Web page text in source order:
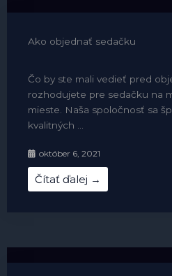
Ako objednať sedačku
Čo by ste mali vedieť pred
rozhodujete pre sedačku na
mieste. Naša spoločnosť sa
kvalitných ...
október 6, 2021
Čítať ďalej →